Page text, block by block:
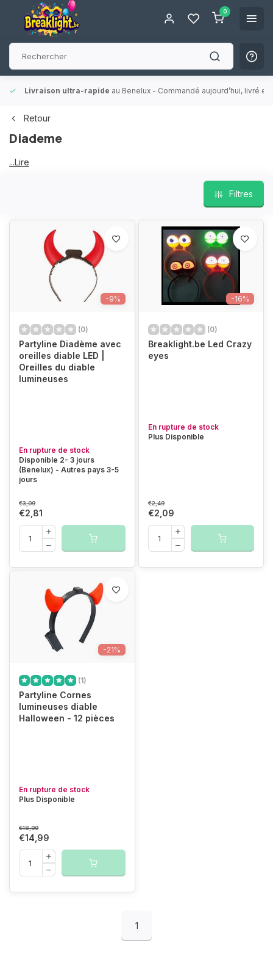
0
Livraison ultra-rapide au Benelux - Commandé aujourd’hui, livré
Retour
Diademe
Diademe
...Lire
Filtres
-9%
(0)
Partyline Diadème avec
oreilles diable LED |
Oreilles du diable
lumineuses
En rupture de stock
Disponible 2- 3 jours
(Benelux) - Autres pays 3-5
jours
€3,09
€2,81
-16%
(0)
Breaklight.be Led Crazy
eyes
En rupture de stock
Plus Disponible
€2,49
€2,09
-21%
(1)
Partyline Cornes
lumineuses diable
Halloween - 12 pièces
En rupture de stock
Plus Disponible
€18,99
€14,99
1